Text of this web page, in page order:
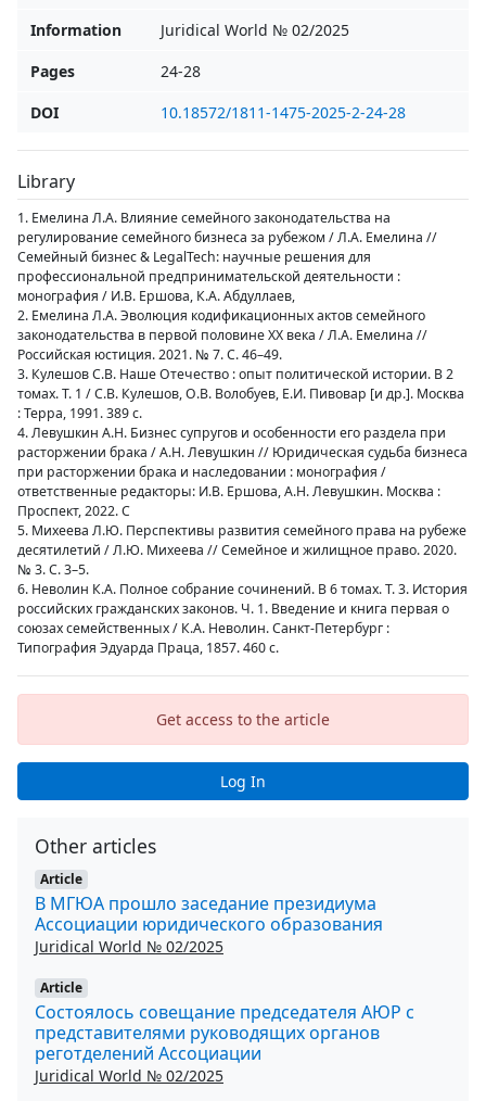
Information
Juridical World № 02/2025
Pages
24-28
DOI
10.18572/1811-1475-2025-2-24-28
Library
1. Емелина Л.А. Влияние семейного законодательства на
регулирование семейного бизнеса за рубежом / Л.А. Емелина //
Семейный бизнес & LegalTech: научные решения для
профессиональной предпринимательской деятельности :
монография / И.В. Ершова, К.А. Абдуллаев,
2. Емелина Л.А. Эволюция кодификационных актов семейного
законодательства в первой половине ХХ века / Л.А. Емелина //
Российская юстиция. 2021. № 7. С. 46–49.
3. Кулешов С.В. Наше Отечество : опыт политической истории. В 2
томах. Т. 1 / С.В. Кулешов, О.В. Волобуев, Е.И. Пивовар [и др.]. Москва
: Терра, 1991. 389 с.
4. Левушкин А.Н. Бизнес супругов и особенности его раздела при
расторжении брака / А.Н. Левушкин // Юридическая судьба бизнеса
при расторжении брака и наследовании : монография /
ответственные редакторы: И.В. Ершова, А.Н. Левушкин. Москва :
Проспект, 2022. С
5. Михеева Л.Ю. Перспективы развития семейного права на рубеже
десятилетий / Л.Ю. Михеева // Семейное и жилищное право. 2020.
№ 3. С. 3–5.
6. Неволин К.А. Полное собрание сочинений. В 6 томах. Т. 3. История
российских гражданских законов. Ч. 1. Введение и книга первая о
союзах семейственных / К.А. Неволин. Санкт-Петербург :
Типография Эдуарда Праца, 1857. 460 с.
Get access to the article
Log In
Other articles
Article
В МГЮА прошло заседание президиума
Ассоциации юридического образования
Juridical World № 02/2025
Article
Состоялось совещание председателя АЮР с
представителями руководящих органов
реготделений Ассоциации
Juridical World № 02/2025